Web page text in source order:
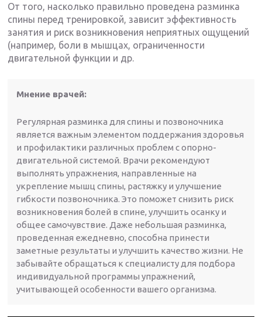
От того, насколько правильно проведена разминка
спины перед тренировкой, зависит эффективность
занятия и риск возникновения неприятных ощущений
(например, боли в мышцах, ограниченности
двигательной функции и др.
Мнение врачей:
Регулярная разминка для спины и позвоночника
является важным элементом поддержания здоровья
и профилактики различных проблем с опорно-
двигательной системой. Врачи рекомендуют
выполнять упражнения, направленные на
укрепление мышц спины, растяжку и улучшение
гибкости позвоночника. Это поможет снизить риск
возникновения болей в спине, улучшить осанку и
общее самочувствие. Даже небольшая разминка,
проведенная ежедневно, способна принести
заметные результаты и улучшить качество жизни. Не
забывайте обращаться к специалисту для подбора
индивидуальной программы упражнений,
учитывающей особенности вашего организма.